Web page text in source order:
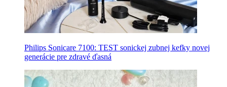
Philips Sonicare 7100: TEST sonickej zubnej kefky novej
generácie pre zdravé ďasná